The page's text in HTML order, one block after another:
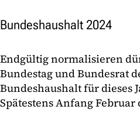
Bundeshaushalt 2024
Endgültig normalisieren
Bundestag und Bundesrat
Bundeshaushalt für dieses
Spätestens Anfang Februar